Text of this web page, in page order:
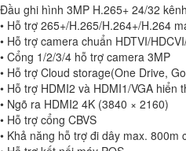
Đầu ghi hình 3MP H.265+ 24/32
• Hỗ trợ 265+/H.265/H.264+/H.264
• Hỗ trợ camera chuẩn HDTVI/
• Cổng 1/2/3/4 hỗ trợ camera 3MP
• Hỗ trợ Cloud storage(One Drive,
• Hỗ trợ HDMI2 và HDMI1/VGA hiển
• Ngõ ra HDMI2 4K (3840 × 2160)
• Hỗ trợ cổng CBVS
• Khả năng hỗ trợ đi dây max. 800m